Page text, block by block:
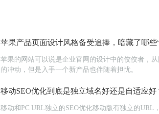
苹果产品页面设计风格备受追捧，暗藏了哪些
苹果的网站可以说是企业官网的设计中的佼佼者，
的冲动，但是入手一个新产品也伴随着担忧。
移动SEO优化到底是独立域名好还是自适应好
移动和PC URL独立的SEO优化移动版有独立的URL